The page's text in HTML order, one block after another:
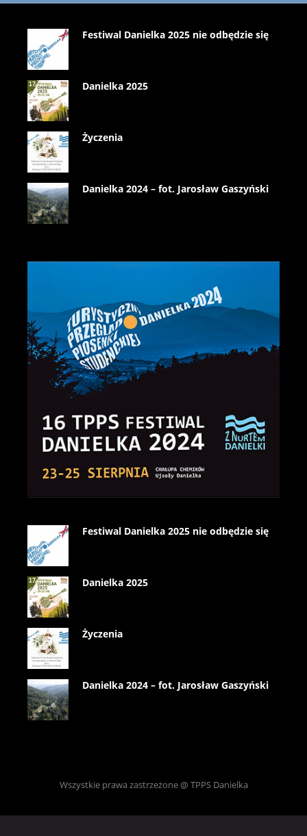
Festiwal Danielka 2025 nie odbędzie się
Danielka 2025
Życzenia
Danielka 2024 – fot. Jarosław Gaszyński
Festiwal Danielka 2025 nie odbędzie się
Danielka 2025
Życzenia
Danielka 2024 – fot. Jarosław Gaszyński
Wszystkie prawa zastrzeżone @ TPPS Danielka